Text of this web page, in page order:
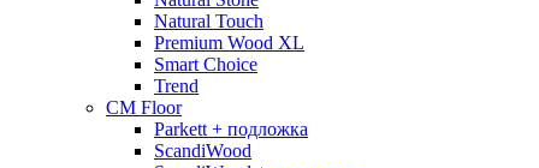
Natural Touch
Premium Wood XL
Smart Choice
Trend
CM Floor
Parkett + подложка
ScandiWood